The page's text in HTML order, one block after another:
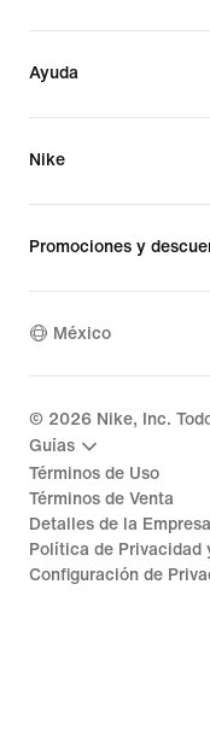
Ayuda
Nike
Promociones y
México
© 2026 Nike, Inc.
Guías
Términos de Uso
Términos de Venta
Detalles de la Empresa
Política de Privacidad
Configuración de